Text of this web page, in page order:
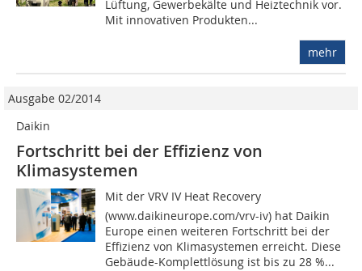
Lüftung, Gewerbekälte und Heiztechnik vor.
Mit innovativen Produkten...
mehr
Ausgabe 02/2014
Daikin
Fortschritt bei der Effizienz von
Klimasystemen
Mit der VRV IV Heat Recovery
(www.daikineurope.com/vrv-iv) hat Daikin
Europe einen weiteren Fortschritt bei der
Effizienz von Klimasystemen erreicht. Diese
Gebäude-Komplettlösung ist bis zu 28 %...